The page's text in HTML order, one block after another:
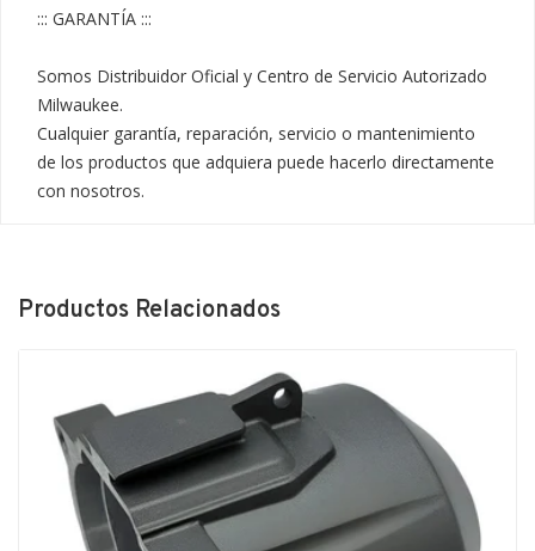
::: GARANTÍA :::
Somos Distribuidor Oficial y Centro de Servicio Autorizado
Milwaukee.
Cualquier garantía, reparación, servicio o mantenimiento
de los productos que adquiera puede hacerlo directamente
con nosotros.
Productos Relacionados